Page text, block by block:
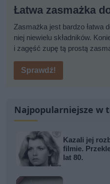
Łatwa zasmażka
Zasmażka jest bardzo łatwa
niej niewielu składników.
i zagęść zupę tą prostą
Sprawdź!
Najpopularniejsze w
Kazali jej
filmie.
lat 80.